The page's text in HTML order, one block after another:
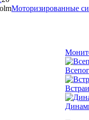
Моторизированные